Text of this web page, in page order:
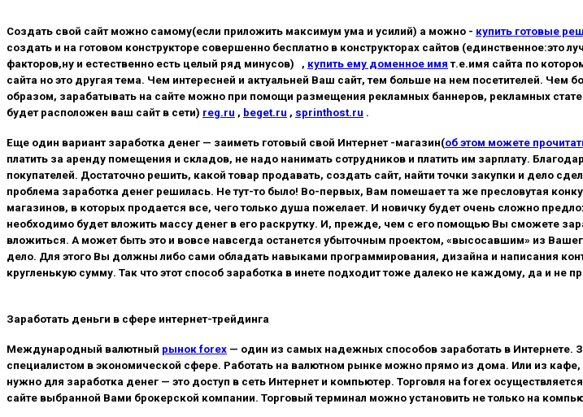
Создать свой сайт можно самому(если приложить максимум ума и усилий) а можно - купить готовые
создать и на готовом конструкторе совершенно бесплатно в конструкторах сайтов
факторов,ну и естественно есть целый ряд минусов) , купить ему доменное имя т.е.имя сайта по
сайта но это другая тема. Чем интересней и актуальней Ваш сайт, тем больше на нем посетителей.
образом, зарабатывать на сайте можно при помощи размещения рекламных баннеров, рекламных
будет расположен ваш сайт в сети) reg.ru , beget.ru , sprinthost.ru .
Еще один вариант заработка денег — заиметь готовый свой Интернет -магазин(об этом можете
платить за аренду помещения и складов, не надо нанимать сотрудников и платить им зарплату.
покупателей. Достаточно решить, какой товар продавать, создать сайт, найти точки закупки и дело
проблема заработка денег решилась. Не тут-то было! Во-первых, Вам помешает та же пресловутая
магазинов, в которых продается все, чего только душа пожелает. И новичку будет очень сложно
необходимо будет вложить массу денег в его раскрутку. И, прежде, чем с его помощью Вы сможете
вложиться. А может быть это и вовсе навсегда останется убыточным проектом, «высосавшим» из
дело. Для этого Вы должны либо сами обладать навыками программирования, дизайна и написания
кругленькую сумму. Так что этот способ заработка в инете подходит тоже далеко не каждому, да и не
Заработать деньги в сфере интернет-трейдинга
Международный валютный рынок forex — один из самых надежных способов заработать в
специалистом в экономической сфере. Работать на валютном рынке можно прямо из дома. Или из
нужно для заработка денег — это доступ в сеть Интернет и компьютер. Торговля на forex
сайте выбранной Вами брокерской компании. Торговый терминал можно установить не только на